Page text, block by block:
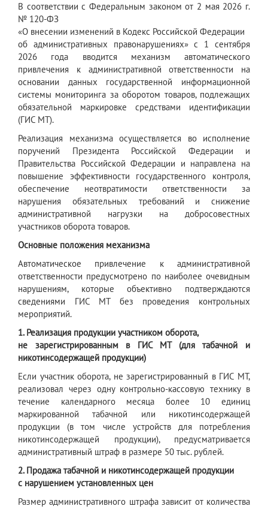
В соответствии с Федеральным законом от 2 мая 2026 г.
№ 120-ФЗ
«О внесении изменений в Кодекс Российской Федерации
об административных правонарушениях» с 1 сентября
2026 года вводится механизм автоматического
привлечения к административной ответственности на
основании данных государственной информационной
системы мониторинга за оборотом товаров, подлежащих
обязательной маркировке средствами идентификации
(ГИС МТ).
Реализация механизма осуществляется во исполнение
поручений Президента Российской Федерации и
Правительства Российской Федерации и направлена на
повышение эффективности государственного контроля,
обеспечение неотвратимости ответственности за
нарушения обязательных требований и снижение
административной нагрузки на добросовестных
участников оборота товаров.
Основные положения механизма
Автоматическое привлечение к административной
ответственности предусмотрено по наиболее очевидным
нарушениям, которые объективно подтверждаются
сведениями ГИС МТ без проведения контрольных
мероприятий.
1. Реализация продукции участником оборота,
не зарегистрированным в ГИС МТ (для табачной и
никотинсодержащей продукции)
Если участник оборота, не зарегистрированный в ГИС МТ,
реализовал через одну контрольно-кассовую технику в
течение календарного месяца более 10 единиц
маркированной табачной или никотинсодержащей
продукции (в том числе устройств для потребления
никотинсодержащей продукции), предусматривается
административный штраф в размере 50 тыс. рублей.
2. Продажа табачной и никотинсодержащей продукции
с нарушением установленных цен
Размер административного штрафа зависит от количества